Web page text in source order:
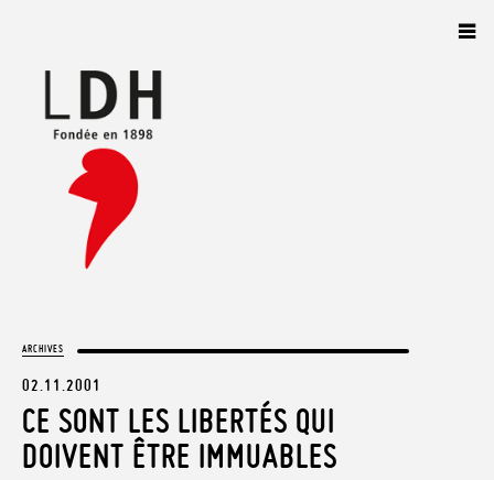
ARCHIVES
02.11.2001
CE SONT LES LIBERTÉS QUI
DOIVENT ÊTRE IMMUABLES